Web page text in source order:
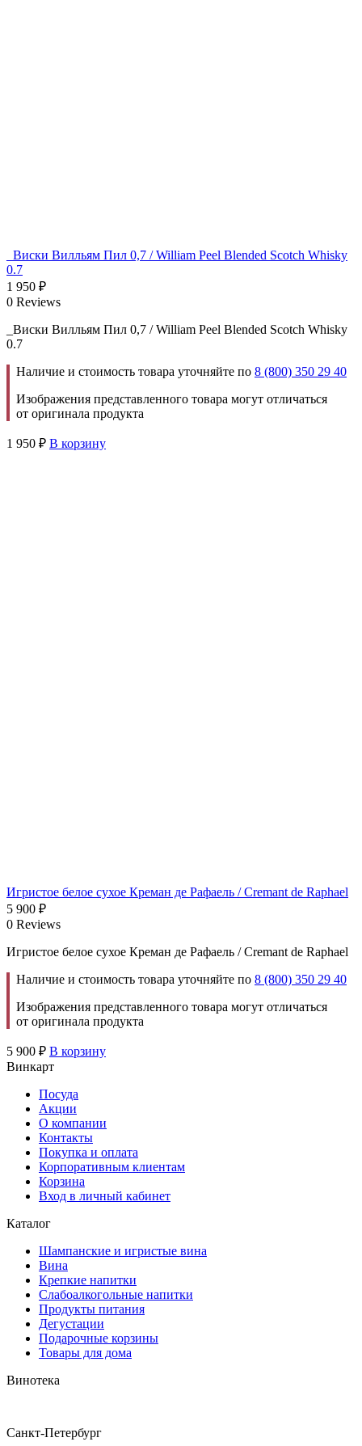
_Виски Вилльям Пил 0,7 / William Peel Blended Scotch Whisky
0.7
1 950 ₽
0 Reviews
_Виски Вилльям Пил 0,7 / William Peel Blended Scotch Whisky
0.7
Наличие и стоимость товара уточняйте по 8 (800) 350 29 40
Изображения представленного товара могут отличаться
от оригинала продукта
1 950 ₽ В корзину
Игристое белое сухое Креман де Рафаель / Cremant de Raphael
5 900 ₽
0 Reviews
Игристое белое сухое Креман де Рафаель / Cremant de Raphael
Наличие и стоимость товара уточняйте по 8 (800) 350 29 40
Изображения представленного товара могут отличаться
от оригинала продукта
5 900 ₽ В корзину
Винкарт
Посуда
Акции
О компании
Контакты
Покупка и оплата
Корпоративным клиентам
Корзина
Вход в личный кабинет
Каталог
Шампанские и игристые вина
Вина
Крепкие напитки
Слабоалкогольные напитки
Продукты питания
Дегустации
Подарочные корзины
Товары для дома
Винотека
Санкт-Петербург